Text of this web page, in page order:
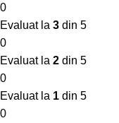
0
Evaluat la 3 din 5
0
Evaluat la 2 din 5
0
Evaluat la 1 din 5
0